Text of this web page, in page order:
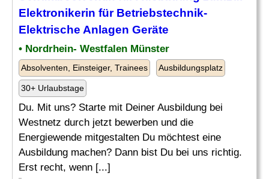
Elektronikerin für Betriebstechnik-
Elektrische Anlagen Geräte
• Nordrhein- Westfalen Münster
Absolventen, Einsteiger, Trainees Ausbildungsplatz
30+ Urlaubstage
Du. Mit uns? Starte mit Deiner Ausbildung bei
Westnetz durch jetzt bewerben und die
Energiewende mitgestalten Du möchtest eine
Ausbildung machen? Dann bist Du bei uns richtig.
Erst recht, wenn [...]